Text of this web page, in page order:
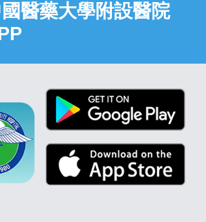
醫藥大學附設醫院